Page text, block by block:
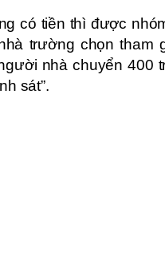
có tiền thì được
trường chọn tham
nhà chuyển 400
sát”.